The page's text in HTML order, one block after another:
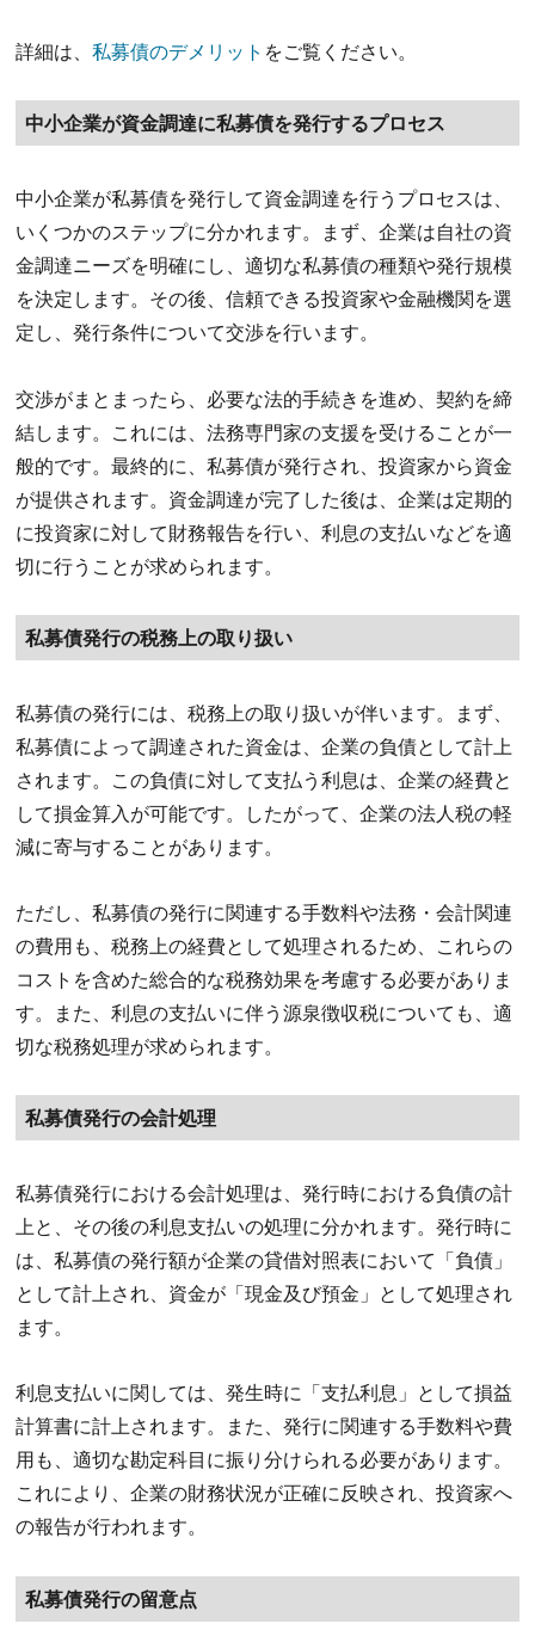
詳細は、私募債のデメリット をご覧ください。
中小企業が資金調達に私募債を発行するプロセス
中小企業が私募債を発行して資金調達を行うプロセスは、
いくつかのステップに分かれます。まず、企業は自社の資
金調達ニーズを明確にし、適切な私募債の種類や発行規模
を決定します。その後、信頼できる投資家や金融機関を選
定し、発行条件について交渉を行います。
交渉がまとまったら、必要な法的手続きを進め、契約を締
結します。これには、法務専門家の支援を受けることが一
般的です。最終的に、私募債が発行され、投資家から資金
が提供されます。資金調達が完了した後は、企業は定期的
に投資家に対して財務報告を行い、利息の支払いなどを適
切に行うことが求められます。
私募債発行の税務上の取り扱い
私募債の発行には、税務上の取り扱いが伴います。まず、
私募債によって調達された資金は、企業の負債として計上
されます。この負債に対して支払う利息は、企業の経費と
して損金算入が可能です。したがって、企業の法人税の軽
減に寄与することがあります。
ただし、私募債の発行に関連する手数料や法務・会計関連
の費用も、税務上の経費として処理されるため、これらの
コストを含めた総合的な税務効果を考慮する必要がありま
す。また、利息の支払いに伴う源泉徴収税についても、適
切な税務処理が求められます。
私募債発行の会計処理
私募債発行における会計処理は、発行時における負債の計
上と、その後の利息支払いの処理に分かれます。発行時に
は、私募債の発行額が企業の貸借対照表において「負債」
として計上され、資金が「現金及び預金」として処理され
ます。
利息支払いに関しては、発生時に「支払利息」として損益
計算書に計上されます。また、発行に関連する手数料や費
用も、適切な勘定科目に振り分けられる必要があります。
これにより、企業の財務状況が正確に反映され、投資家へ
の報告が行われます。
私募債発行の留意点